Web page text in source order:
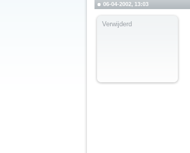
06-04-2002, 13:03
Verwijderd